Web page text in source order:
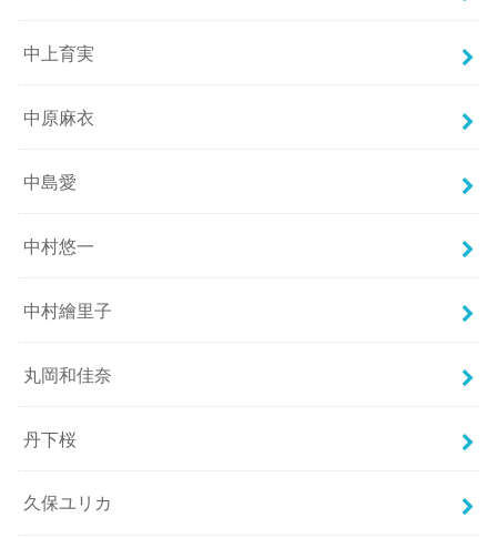
中上育実
中原麻衣
中島愛
中村悠一
中村繪里子
丸岡和佳奈
丹下桜
久保ユリカ